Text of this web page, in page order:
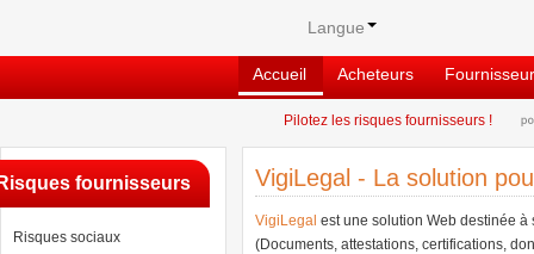
Pilotez les risques fournisseurs !
Langue
Accueil Acheteurs
fournisseurs
Risques sociaux
VigiLegal - La solution
VigiLegal est une solution Web destinée
(Documents, attestations, certifications,